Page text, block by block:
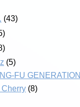
(43)
(5)
FU GENERATION
(8)